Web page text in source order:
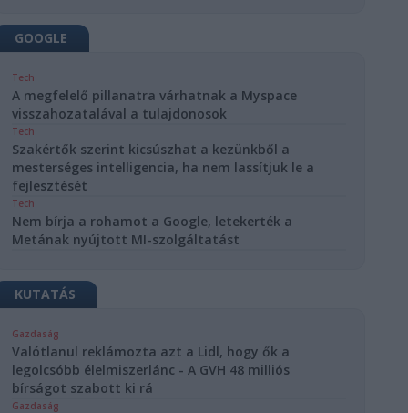
GOOGLE
Tech
A megfelelő pillanatra várhatnak a Myspace
visszahozatalával a tulajdonosok
Tech
Szakértők szerint kicsúszhat a kezünkből a
mesterséges intelligencia, ha nem lassítjuk le a
fejlesztését
Tech
Nem bírja a rohamot a Google, letekerték a
Metának nyújtott MI-szolgáltatást
KUTATÁS
Gazdaság
Valótlanul reklámozta azt a Lidl, hogy ők a
legolcsóbb élelmiszerlánc - A GVH 48 milliós
bírságot szabott ki rá
Gazdaság